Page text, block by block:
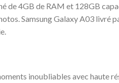
de 4GB de RAM et 128GB
Samsung Galaxy A03 livré
inoubliables avec haute